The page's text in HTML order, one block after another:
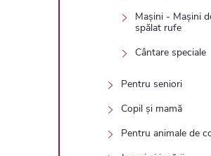
Mașini - Mașini
spălat rufe
Cântare speciale
Pentru seniori
Copil și mamă
Pentru animale de